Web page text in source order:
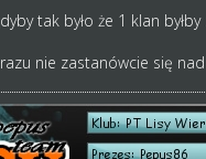
tak było że 1 klan
nie zastanówcie się